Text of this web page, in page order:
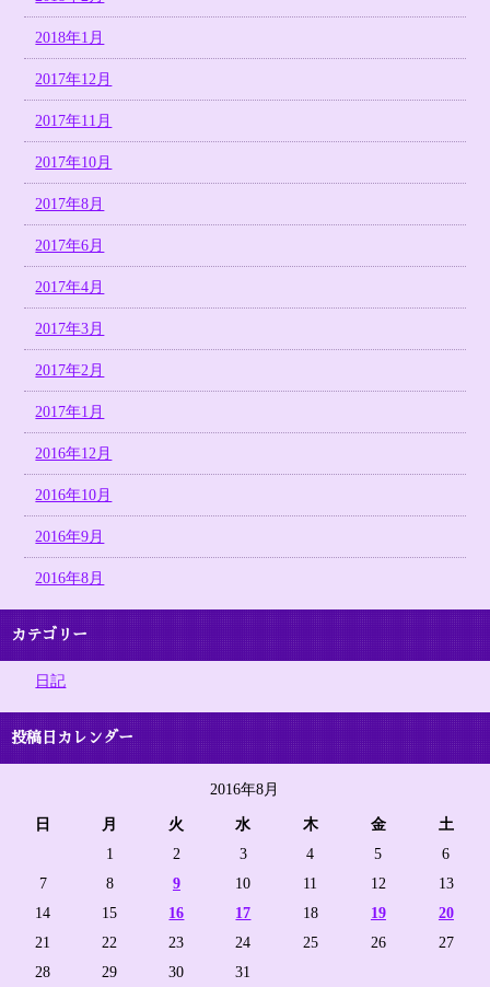
2018年1月
2017年12月
2017年11月
2017年10月
2017年8月
2017年6月
2017年4月
2017年3月
2017年2月
2017年1月
2016年12月
2016年10月
2016年9月
2016年8月
カテゴリー
日記
投稿日カレンダー
2016年8月
日 月 火 水 木 金
土
1
2 3 4 5
6
7
8 9 10 11 12
13
14
15 16 17 18 19
20
21
22 23 24 25 26
27
28
29 30 31